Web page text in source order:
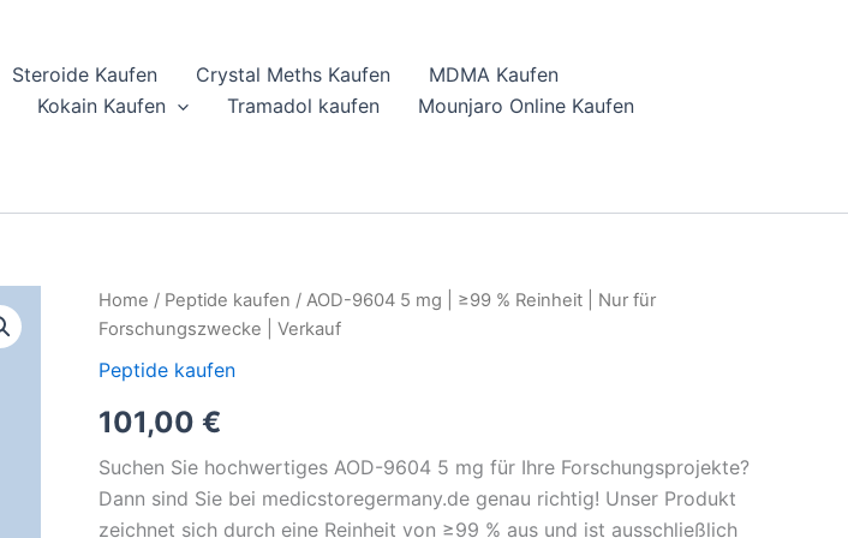
Steroide Kaufen Crystal Meths Kaufen
MDMA Kaufen
Kokain Kaufen Tramadol kaufen
Mounjaro Online Kaufen
Home / Peptide kaufen / AOD-9604 5 mg | ≥99 % Reinheit | Nur für
Forschungszwecke | Verkauf
Peptide kaufen
101,00 €
Suchen Sie hochwertiges AOD-9604 5 mg für Ihre Forschungsprojekte?
Dann sind Sie bei medicstoregermany.de genau richtig! Unser Produkt
zeichnet sich durch eine Reinheit von ≥99 % aus und ist ausschließlich
AOD-
9604
mg
≥99
Reinheit
|
Nur